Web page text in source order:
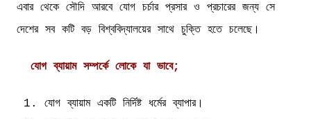
এবার থেকে সৌদি আরবে যোগ চর্চার প্রসার ও প্রচারের জন্য সে
দেশের সব কটি বড় বিশ্ববিদ্যালয়ের সাথে চুক্তি হতে চলেছে।
যোগ ব্যায়াম সম্পর্কে লোকে যা ভাবে;
যোগ ব্যায়াম একটি নির্দিষ্ট ধর্মের ব্যাপার।